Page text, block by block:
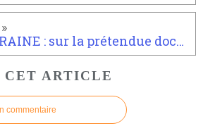
GUERRE EN UKRAINE : sur la prétendue doctrine militaire russe
CET ARTICLE
commentaire